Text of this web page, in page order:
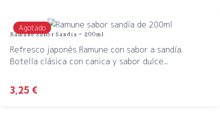
Agotado
Ramune Sabor Sandía – 200ml
Refresco japonés Ramune con sabor a sandía.
Botella clásica con canica y sabor dulce...
3,25 €